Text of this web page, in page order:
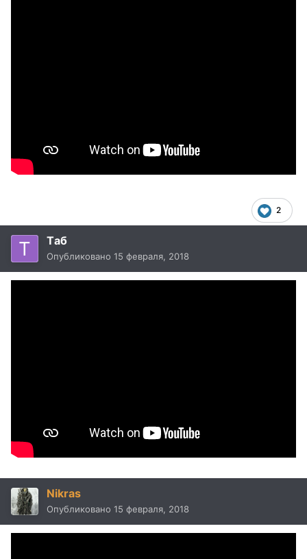
2
Тaб
Опубликовано 15 февраля, 2018
Nikras
Опубликовано 15 февраля, 2018